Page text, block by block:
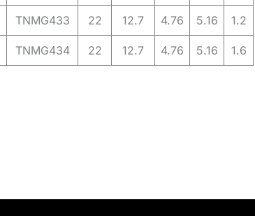
TNMG433 22 12.7 4.76 5.16 1.2
TNMG434 22 12.7 4.76 5.16 1.6